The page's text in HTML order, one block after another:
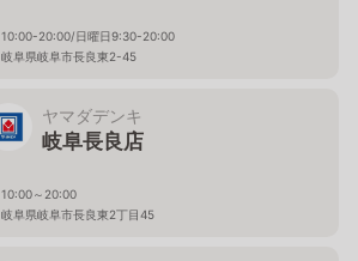
10:00-20:00/日曜日9:30-20:00
岐阜県岐阜市長良東2-45
ヤマダデンキ
岐阜長良店
10:00～20:00
岐阜県岐阜市長良東2丁目45